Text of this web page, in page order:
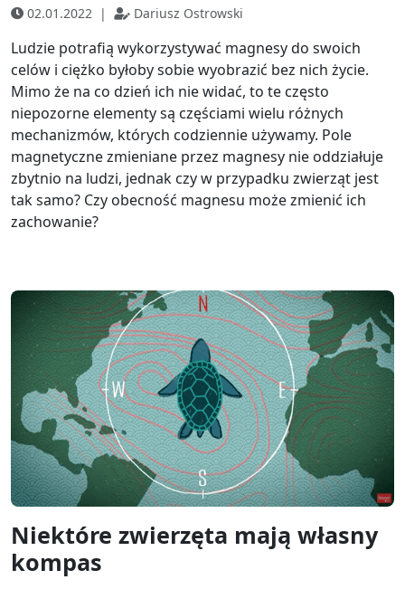
02.01.2022 | Dariusz Ostrowski
Ludzie potrafią wykorzystywać magnesy do swoich
celów i ciężko byłoby sobie wyobrazić bez nich życie.
Mimo że na co dzień ich nie widać, to te często
niepozorne elementy są częściami wielu różnych
mechanizmów, których codziennie używamy. Pole
magnetyczne zmieniane przez magnesy nie oddziałuje
zbytnio na ludzi, jednak czy w przypadku zwierząt jest
tak samo? Czy obecność magnesu może zmienić ich
zachowanie?
Niektóre zwierzęta mają własny
kompas